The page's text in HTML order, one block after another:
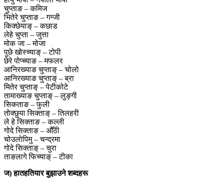
चुप्ताङ – कमिज
भितेरे चुप्ताङ – गन्जी
किक्छेयाङ् – कछाड
लेहे चुप्ता – जुत्ता
मोक जा – मोजा
पुछे खोस्च्याङ् – टोपी
छेरे पोप्च्याङ – मफलर
आनिरख्याङ चुप्ताङ् – चोलो
आनिरख्याङ चुप्ताङ् – ब्रा
मितेर चुप्ताङ् – पेटीकोटे
तामाख्याङ चुप्ताङ् – लुङ्गी
सिकताङ – फुली
तोक्छुया सिक्ताङ् – तिलहरी
ले हे सिक्ताङ – कल्ली
गोदे सिक्ताङ – औँठी
चोउलोपिमु – चन्द्रमा
गोदे सिक्ताङ् – चुरा
ताङलागे फिच्याङ् – टीका
ज) हातहतियार बुझाउने शब्दहरू